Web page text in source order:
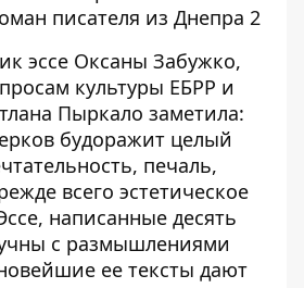
эссе Оксаны Забужко,
культуры ЕБРР и
Пыркало заметила:
будоражит целый
печаль,
всего эстетическое
написанные десять
с размышлениями
ее тексты дают